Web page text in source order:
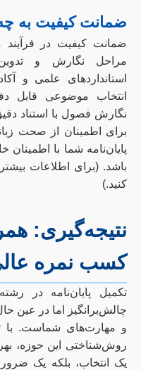
ضمانت کیفیت به
ضمانت کیفیت در
مراحل نگارش و تدوین
استانداردهای علمی و
انتخاب موضوعی قابل
نگارش فصول با استناد
برای اطمینان از صحت
پایان‌نامه شما با
باشد. (برای اطلاعات
کنید.)
نتیجه‌گیری:
کسب نمره
تکمیل پایان‌نامه در
چالش‌برانگیز اما در عین
و مهارت‌های شماست. با
روش‌شناختی این حوزه،
یک انتخاب، بلکه یک